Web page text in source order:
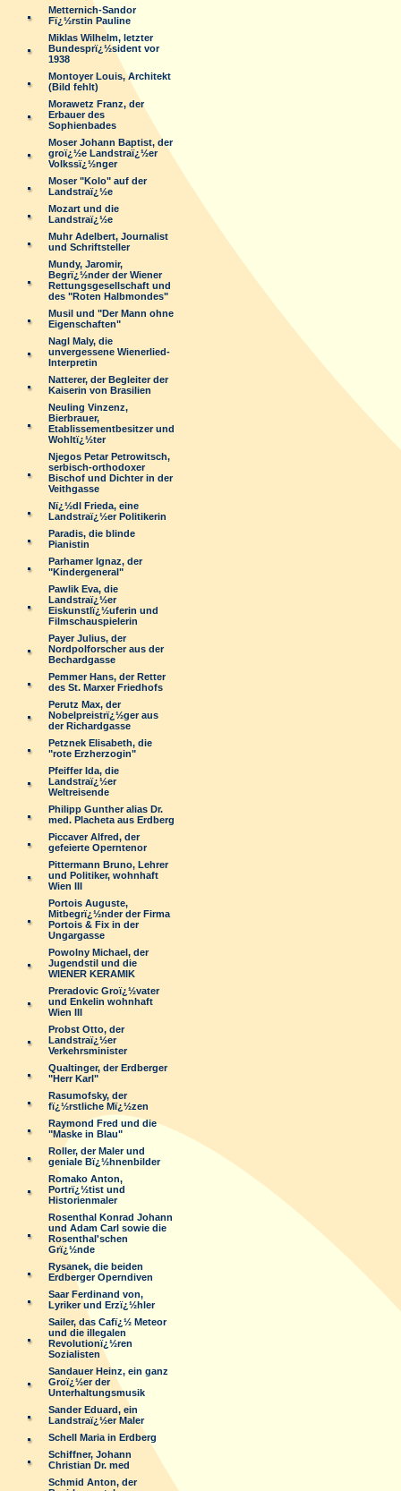
Metternich-Sandor
Fï¿½rstin Pauline
Miklas Wilhelm, letzter
Bundesprï¿½sident vor
1938
Montoyer Louis, Architekt
(Bild fehlt)
Morawetz Franz, der
Erbauer des
Sophienbades
Moser Johann Baptist, der
groï¿½e Landstraï¿½er
Volkssï¿½nger
Moser "Kolo" auf der
Landstraï¿½e
Mozart und die
Landstraï¿½e
Muhr Adelbert, Journalist
und Schriftsteller
Mundy, Jaromir,
Begrï¿½nder der Wiener
Rettungsgesellschaft und
des "Roten Halbmondes"
Musil und "Der Mann ohne
Eigenschaften"
Nagl Maly, die
unvergessene Wienerlied-
Interpretin
Natterer, der Begleiter der
Kaiserin von Brasilien
Neuling Vinzenz,
Bierbrauer,
Etablissementbesitzer und
Wohltï¿½ter
Njegos Petar Petrowitsch,
serbisch-orthodoxer
Bischof und Dichter in der
Veithgasse
Nï¿½dl Frieda, eine
Landstraï¿½er Politikerin
Paradis, die blinde
Pianistin
Parhamer Ignaz, der
"Kindergeneral"
Pawlik Eva, die
Landstraï¿½er
Eiskunstlï¿½uferin und
Filmschauspielerin
Payer Julius, der
Nordpolforscher aus der
Bechardgasse
Pemmer Hans, der Retter
des St. Marxer Friedhofs
Perutz Max, der
Nobelpreistrï¿½ger aus
der Richardgasse
Petznek Elisabeth, die
"rote Erzherzogin"
Pfeiffer Ida, die
Landstraï¿½er
Weltreisende
Philipp Gunther alias Dr.
med. Placheta aus Erdberg
Piccaver Alfred, der
gefeierte Operntenor
Pittermann Bruno, Lehrer
und Politiker, wohnhaft
Wien III
Portois Auguste,
Mitbegrï¿½nder der Firma
Portois & Fix in der
Ungargasse
Powolny Michael, der
Jugendstil und die
WIENER KERAMIK
Preradovic Groï¿½vater
und Enkelin wohnhaft
Wien III
Probst Otto, der
Landstraï¿½er
Verkehrsminister
Qualtinger, der Erdberger
"Herr Karl"
Rasumofsky, der
fï¿½rstliche Mï¿½zen
Raymond Fred und die
"Maske in Blau"
Roller, der Maler und
geniale Bï¿½hnenbilder
Romako Anton,
Portrï¿½tist und
Historienmaler
Rosenthal Konrad Johann
und Adam Carl sowie die
Rosenthal'schen
Grï¿½nde
Rysanek, die beiden
Erdberger Operndiven
Saar Ferdinand von,
Lyriker und Erzï¿½hler
Sailer, das Cafï¿½ Meteor
und die illegalen
Revolutionï¿½ren
Sozialisten
Sandauer Heinz, ein ganz
Groï¿½er der
Unterhaltungsmusik
Sander Eduard, ein
Landstraï¿½er Maler
Schell Maria in Erdberg
Schiffner, Johann
Christian Dr. med
Schmid Anton, der